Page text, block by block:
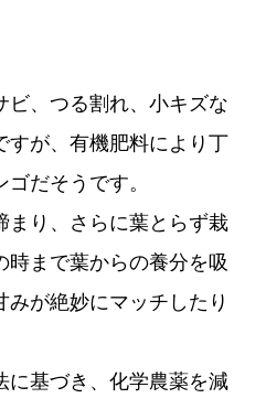
ビ、つる割れ、小キズな
すが、有機肥料により丁
だそうです。
まり、さらに葉とらず栽
時まで葉からの養分を吸
が絶妙にマッチしたり
に基づき、化学農薬を減